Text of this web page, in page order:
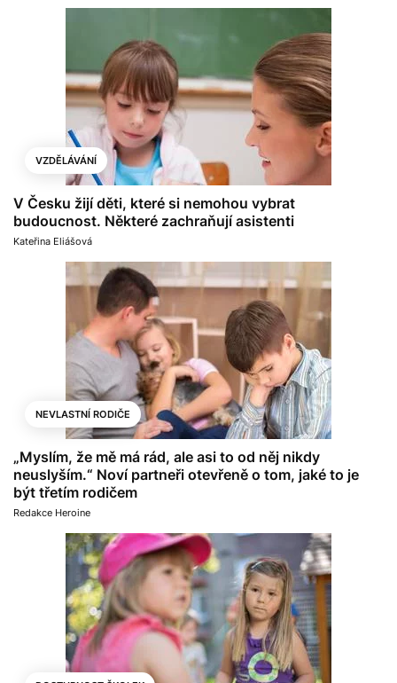
VZDĚLÁVÁNÍ
V Česku žijí děti, které si nemohou vybrat
budoucnost. Některé zachraňují asistenti
Kateřina Eliášová
NEVLASTNÍ RODIČE
„Myslím, že mě má rád, ale asi to od něj nikdy
neuslyším.“ Noví partneři otevřeně o tom, jaké to je
být třetím rodičem
Redakce Heroine